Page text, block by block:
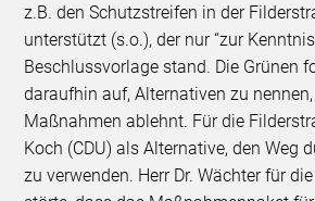
z.B. den Schutzstreifen in der
unterstützt (s.o.), der nur “zur
Beschlussvorlage stand. Die Grünen
daraufhin auf, Alternativen zu
Maßnahmen ablehnt. Für die
Koch (CDU) als Alternative, den Weg
zu verwenden. Herr Dr. Wächter für